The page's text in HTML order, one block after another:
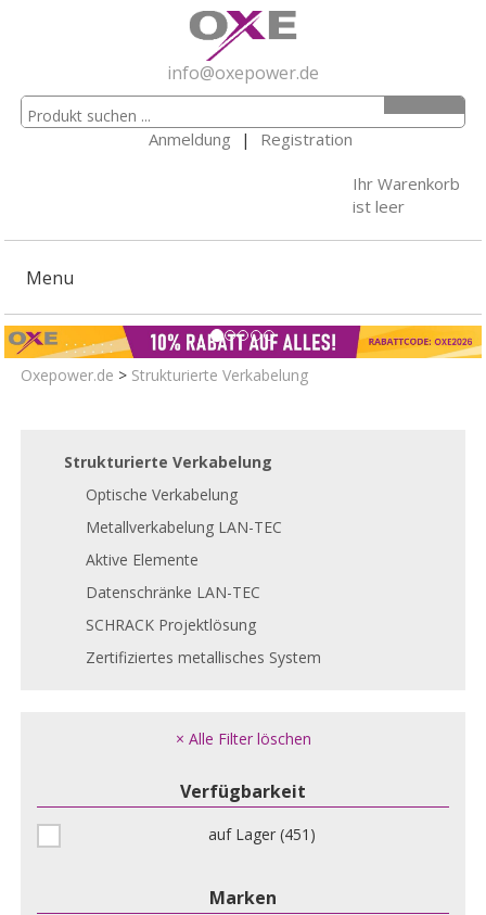
info@oxepower.de
Anmeldung | Registration
Ihr Warenkorb
ist leer
Menu
Oxepower.de > Strukturierte Verkabelung
Strukturierte Verkabelung
Optische Verkabelung
Metallverkabelung LAN-TEC
Aktive Elemente
Datenschränke LAN-TEC
SCHRACK Projektlösung
Zertifiziertes metallisches System
× Alle Filter löschen
Verfügbarkeit
auf Lager (451)
Marken